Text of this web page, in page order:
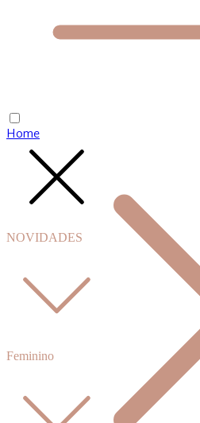
NOVIDADES
Feminino
Home